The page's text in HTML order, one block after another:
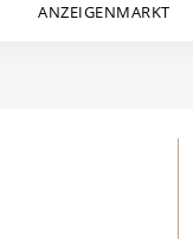
ANZEIGENMARKT